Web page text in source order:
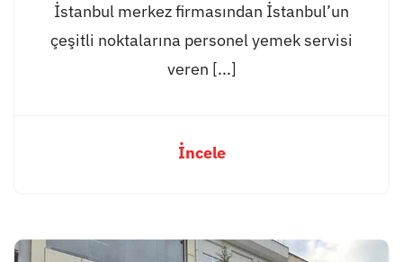
İstanbul merkez firmasından İstanbul’un
çeşitli noktalarına personel yemek servisi
veren [...]
İncele